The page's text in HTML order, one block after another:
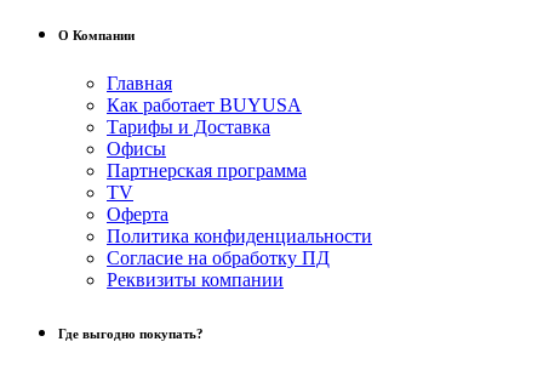
О Компании
Главная
Как работает BUYUSA
Тарифы и Доставка
Офисы
Партнерская программа
TV
Оферта
Политика конфиденциальности
Согласие на обработку ПД
Реквизиты компании
Где выгодно покупать?